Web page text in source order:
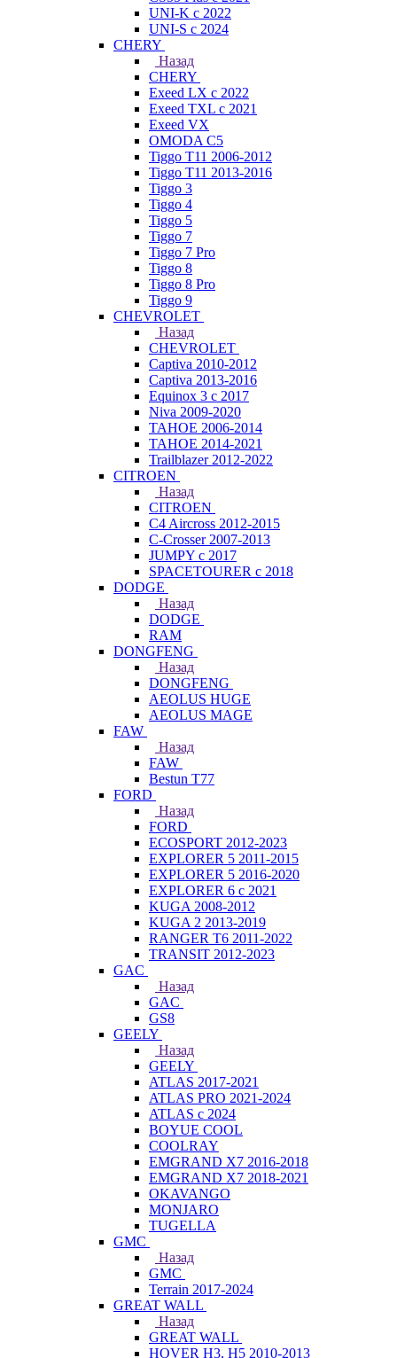
UNI-K с 2022
UNI-S с 2024
CHERY
Назад
CHERY
Exeed LX с 2022
Exeed TXL с 2021
Exeed VX
OMODA C5
Tiggo T11 2006-2012
Tiggo T11 2013-2016
Tiggo 3
Tiggo 4
Tiggo 5
Tiggo 7
Tiggo 7 Pro
Tiggo 8
Tiggo 8 Pro
Tiggo 9
CHEVROLET
Назад
CHEVROLET
Captiva 2010-2012
Captiva 2013-2016
Equinox 3 с 2017
Niva 2009-2020
TAHOE 2006-2014
TAHOE 2014-2021
Trailblazer 2012-2022
CITROEN
Назад
CITROEN
C4 Aircross 2012-2015
C-Crosser 2007-2013
JUMPY с 2017
SPACETOURER с 2018
DODGE
Назад
DODGE
RAM
DONGFENG
Назад
DONGFENG
AEOLUS HUGE
AEOLUS MAGE
FAW
Назад
FAW
Bestun T77
FORD
Назад
FORD
ECOSPORT 2012-2023
EXPLORER 5 2011-2015
EXPLORER 5 2016-2020
EXPLORER 6 с 2021
KUGA 2008-2012
KUGA 2 2013-2019
RANGER T6 2011-2022
TRANSIT 2012-2023
GAC
Назад
GAC
GS8
GEELY
Назад
GEELY
ATLAS 2017-2021
ATLAS PRO 2021-2024
ATLAS с 2024
BOYUE COOL
COOLRAY
EMGRAND X7 2016-2018
EMGRAND X7 2018-2021
OKAVANGO
MONJARO
TUGELLA
GMC
Назад
GMC
Terrain 2017-2024
GREAT WALL
Назад
GREAT WALL
HOVER H3, H5 2010-2013